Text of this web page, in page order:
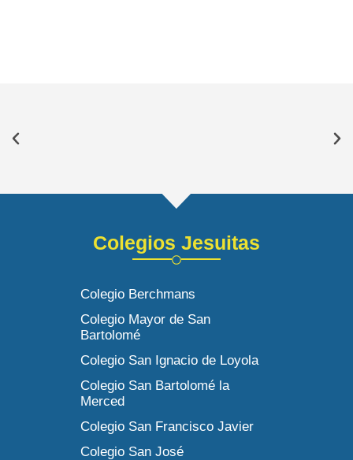
Colegios Jesuitas
Colegio Berchmans
Colegio Mayor de San
Bartolomé
Colegio San Ignacio de Loyola
Colegio San Bartolomé la
Merced
Colegio San Francisco Javier
Colegio San José